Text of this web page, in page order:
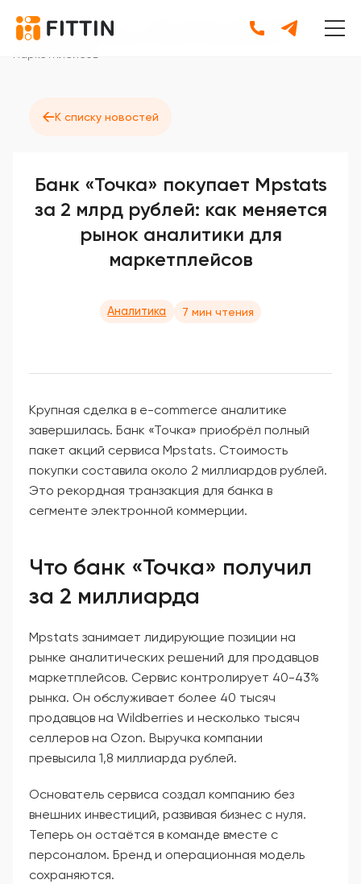
Главная • Новости
Банк «Точка» покупает Mpstats за 2
млрд рублей: как меняется рынок аналитики для
←К списку новостей
Банк «Точка» покупает Mpstats
за 2 млрд рублей: как меняется
рынок аналитики для
маркетплейсов
Аналитика 7 мин чтения
Крупная сделка в e-commerce аналитике
завершилась. Банк «Точка» приобрёл полный
пакет акций сервиса Mpstats. Стоимость
покупки составила около 2 миллиардов рублей.
Это рекордная транзакция для банка в
сегменте электронной коммерции.
Что банк «Точка» получил
за 2 миллиарда
Mpstats занимает лидирующие позиции на
рынке аналитических решений для продавцов
маркетплейсов. Сервис контролирует 40-43%
рынка. Он обслуживает более 40 тысяч
продавцов на Wildberries и несколько тысяч
селлеров на Ozon. Выручка компании
превысила 1,8 миллиарда рублей.
Основатель сервиса создал компанию без
внешних инвестиций, развивая бизнес с нуля.
Теперь он остаётся в команде вместе с
персоналом. Бренд и операционная модель
сохраняются.